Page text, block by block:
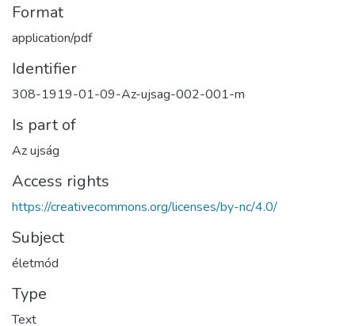
Format
application/pdf
Identifier
308-1919-01-09-Az-ujsag-002-001-m
Is part of
Az ujság
Access rights
https://creativecommons.org/licenses/by-nc/4.0/
Subject
életmód
Type
Text